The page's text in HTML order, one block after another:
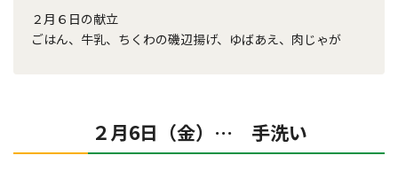
２月６日の献立
ごはん、牛乳、ちくわの磯辺揚げ、ゆばあえ、肉じゃが
２月6日（金）… 手洗い